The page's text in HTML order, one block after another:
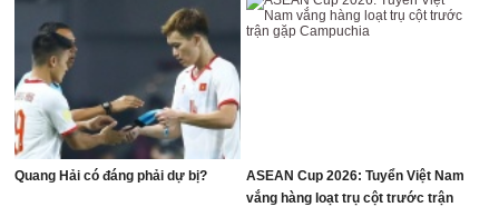
Quang Hải có đáng phải dự bị?
ASEAN Cup 2026: Tuyển Việt Nam
vắng hàng loạt trụ cột trước trận